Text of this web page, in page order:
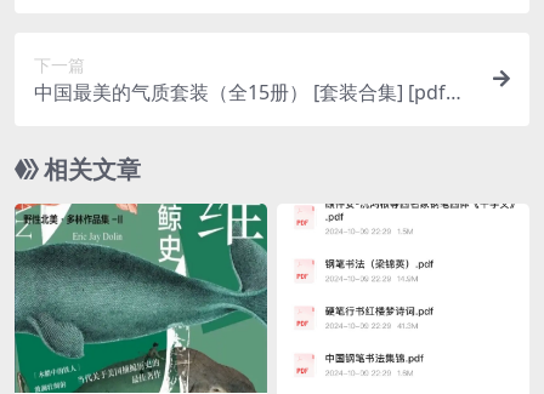
下一篇
中国最美的气质套装（全15册） [ 套装合集] [pdf
相关文章